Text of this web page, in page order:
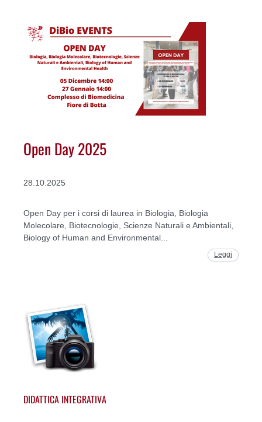
Open Day 2025
28.10.2025
Open Day per i corsi di laurea in Biologia, Biologia
Molecolare, Biotecnologie, Scienze Naturali e Ambientali,
Biology of Human and Environmental...
Leggi
DIDATTICA INTEGRATIVA